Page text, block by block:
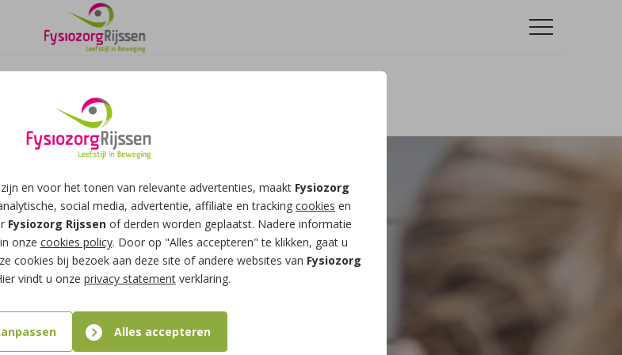
en voor het tonen van relevante advertenties, maakt Fysiozorg
social media, advertentie, affiliate en tracking cookies en
Fysiozorg Rijssen of derden worden geplaatst. Nadere informatie
onze cookies policy. Door op "Alles accepteren" te klikken, gaat u
cookies bij bezoek aan deze site of andere websites van Fysiozorg
vindt u onze privacy statement verklaring.
Alles accepteren